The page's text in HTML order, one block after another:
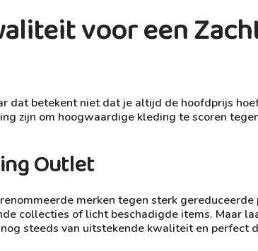
voor een
dat betekent niet dat je altijd de hoofdprijs
zijn om hoogwaardige kleding te scoren
Outlet
merken tegen sterk gereduceerde
collecties of licht beschadigde items. Maar
steeds van uitstekende kwaliteit en perfect